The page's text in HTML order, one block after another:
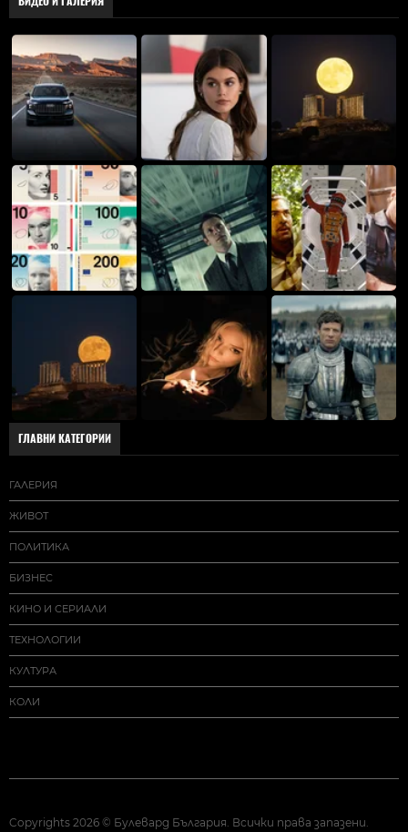
ГЛАВНИ КАТЕГОРИИ
ГАЛЕРИЯ
ЖИВОТ
ПОЛИТИКА
БИЗНЕС
КИНО И СЕРИАЛИ
ТЕХНОЛОГИИ
КУЛТУРА
КОЛИ
Copyrights 2026 © Булевард България. Всички права запазени.